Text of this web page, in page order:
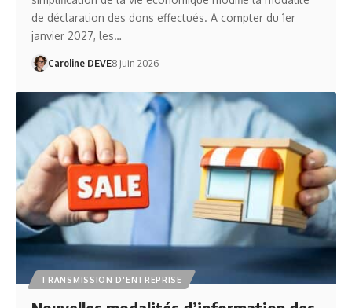
de déclaration des dons effectués. A compter du 1er
janvier 2027, les…
Caroline DEVE8 juin 2026
TRANSMISSION D'ENTREPRISE